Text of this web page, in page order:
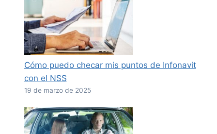
Cómo puedo checar mis puntos de Infonavit
con el NSS
19 de marzo de 2025